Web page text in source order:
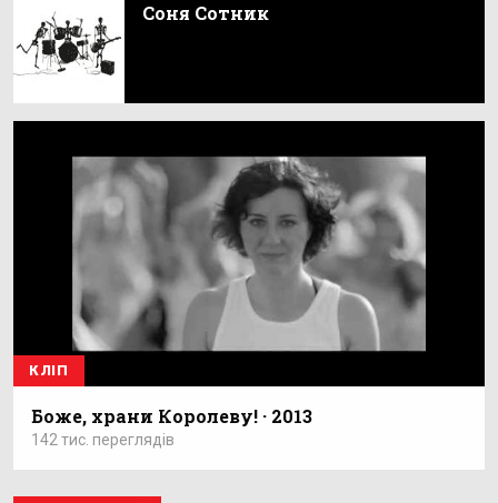
Соня Сотник
КЛІП
Боже, храни Королеву! · 2013
142 тис. переглядів